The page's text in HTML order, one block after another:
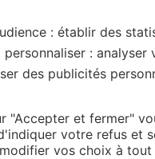
: établir des
personnaliser :
des publicités
"Accepter et fermer"
votre refus et
vos choix à
le gestionnaire de
de contacter OT